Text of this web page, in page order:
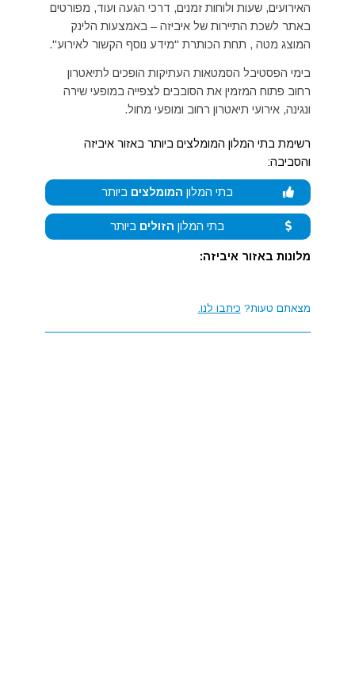
האירועים, שעות ולוחות זמנים, דרכי הגעה ועוד, מפורטים
באתר לשכת התיירות של איביזה – באמצעות הלינק
המוצג מטה , תחת הכותרת "מידע נוסף הקשור לאירוע".
בימי הפסטיבל הסמטאות העתיקות הופכים לתיאטרון
רחוב פתוח המזמין את הסובבים לצפייה במופעי שירה
ונגינה, אירועי תיאטרון רחוב ומופעי מחול.
רשימת בתי המלון המומלצים ביותר באזור איביזה
והסביבה:
בתי המלון המומלצים ביותר
בתי המלון הזולים ביותר
מלונות באזור איביזה:
מצאתם טעות? כיתבו לנו.